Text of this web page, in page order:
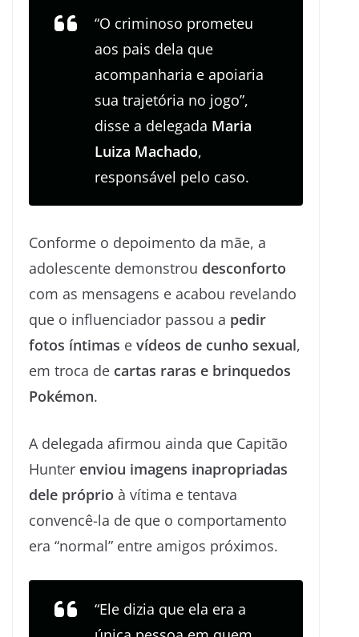
“O criminoso prometeu
aos pais dela que
acompanharia e apoiaria
sua trajetória no jogo”,
disse a delegada Maria
Luiza Machado,
responsável pelo caso.
Conforme o depoimento da mãe, a
adolescente demonstrou desconforto
com as mensagens e acabou revelando
que o influenciador passou a pedir
fotos íntimas e vídeos de cunho sexual,
em troca de cartas raras e brinquedos
Pokémon.
A delegada afirmou ainda que Capitão
Hunter enviou imagens inapropriadas
dele próprio à vítima e tentava
convencê-la de que o comportamento
era “normal” entre amigos próximos.
“Ele dizia que ela era a